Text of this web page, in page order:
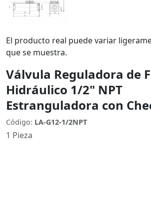
El producto real puede variar
que se muestra.
Válvula Reguladora de
Hidráulico 1/2" NPT
Estranguladora con
Código: LA-G12-1/2NPT
1 Pieza